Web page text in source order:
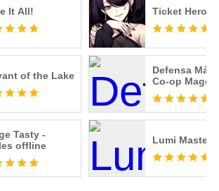
It All! Ticket Hero
of the Lake
Defensa
Co-op Mago
Tasty -
offline
Lumi Master